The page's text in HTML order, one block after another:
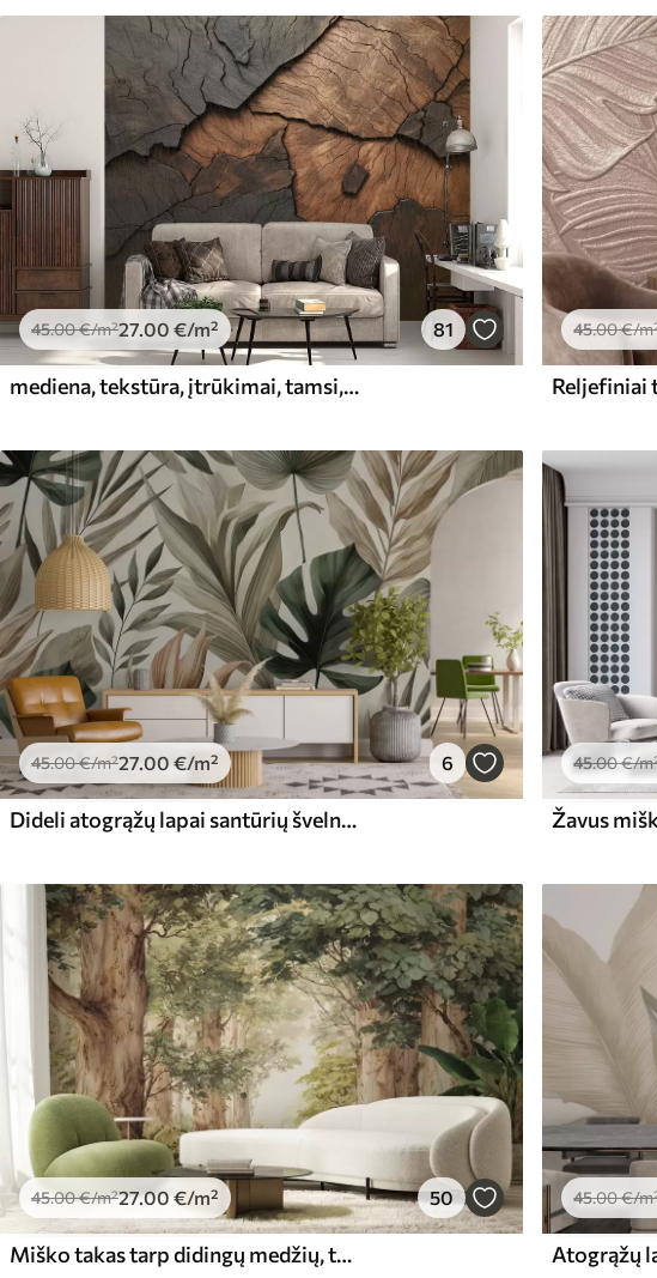
Valymas
Tapetus galima švelniai valyti minkšta
valyti vandeniu.
Taikymo būdas Sklandus taikymas
Turimos medžiagos
Standartas
45.0027.00€/m²
Premiumas
56 .6734.00€/m²
Premium vinilas Peel and Stick
45.00€/m²27 .00 €/m² 81
mediena, tekstūra, įtrūkimai, tamsi, žievė, paviršius
45.00€/
45.00€/m²27.00 €/m² 6
Dideli atogrąžų lapai santūrių švelnių pastelinių atspalvių
45.00€/
Žavus
45.00€/m²27.00 €/m² 50
Miško takas tarp didingų medžių, tapytas akvarele
45.00€/